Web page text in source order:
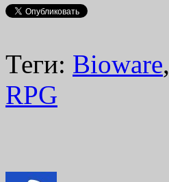
Теги: Bioware,
RPG